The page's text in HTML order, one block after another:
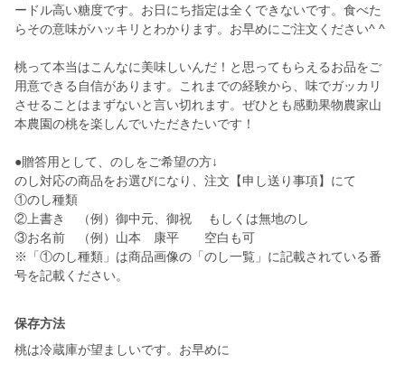
ードル高い糖度です。お日にち指定は全くできないです。食べた
らその意味がハッキリとわかります。お早めにご注文ください^ ^
桃って本当はこんなに美味しいんだ！と思ってもらえるお品をご
用意できる自信があります。これまでの経験から、味でガッカリ
させることはまずないと言い切れます。ぜひとも感動果物農家山
本農園の桃を楽しんでいただきたいです！
●贈答用として、のしをご希望の方↓
のし対応の商品をお選びになり、注文【申し送り事項】にて
①のし種類
②上書き （例）御中元、御祝 もしくは無地のし
③お名前 （例）山本 康平 空白も可
※「①のし種類」は商品画像の「のし一覧」に記載されている番
号を記載ください。
保存方法
桃は冷蔵庫が望ましいです。お早めに